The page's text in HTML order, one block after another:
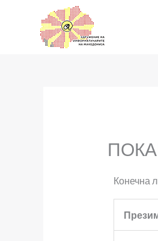
Конечна